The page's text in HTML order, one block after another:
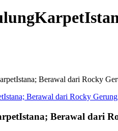
Berawal dari Rocky
Berawal dari